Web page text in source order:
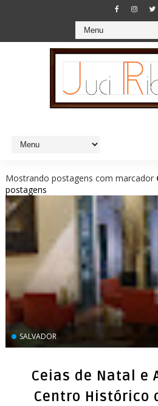
Mostrando postagens com marcador
postagens
SALVADOR
Ceias de Natal e
Centro Histórico